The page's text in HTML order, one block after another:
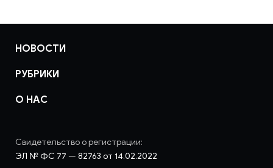
НОВОСТИ
РУБРИКИ
О НАС
Свидетельство о регистрации:
ЭЛ № ФС 77 — 82763 от 14.02.2022